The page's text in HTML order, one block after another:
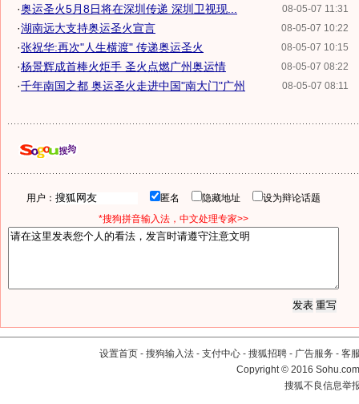
08-05-07 11:31
·奥运圣火5月8日将在深圳传递 深圳卫视现...
08-05-07 10:22
·湖南远大支持奥运圣火宣言
08-05-07 10:15
·张祝华:再次"人生横渡" 传递奥运圣火
08-05-07 08:22
·杨景辉成首棒火炬手 圣火点燃广州奥运情
08-05-07 08:11
·千年南国之都 奥运圣火走进中国"南大门"广州
用户： 匿名 隐藏地址
设为辩论话题
*搜狗拼音输入法，中文处理专家>>
设置首页 - 搜狗输入法 - 支付中心 - 搜狐招聘 - 广告服务 - 客
Copyright©2016
搜狐不良信息举